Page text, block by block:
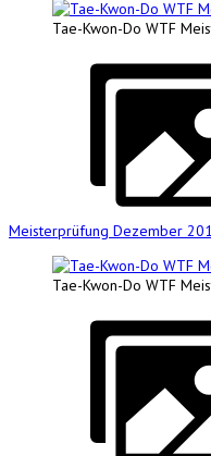
Tae-Kwon-Do WTF
Meisterprüfung Dezember
Tae-Kwon-Do WTF